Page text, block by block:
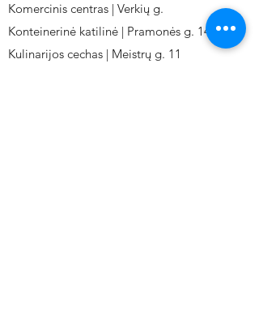
Komercinis centras | Verkių g.
Konteinerinė katilinė | Pramonės g. 141
Kulinarijos cechas | Meistrų g. 11